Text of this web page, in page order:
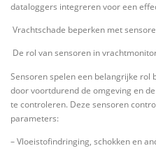
dataloggers integreren voor een
Vrachtschade beperken met
De rol van sensoren in
Sensoren spelen een belangrijke rol
door voortdurend de omgeving en
te controleren. Deze sensoren
parameters:
– Vloeistofindringing, schokken en